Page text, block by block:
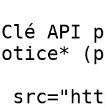
API